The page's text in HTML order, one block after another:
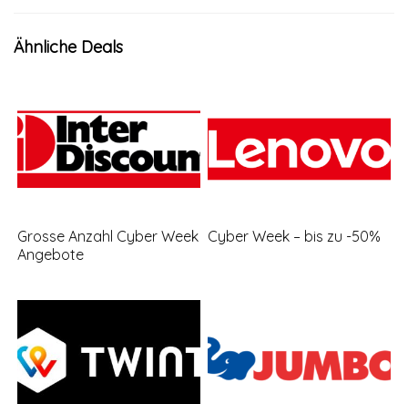
Ähnliche Deals
Grosse Anzahl Cyber Week
Angebote
Cyber Week – bis zu -50%